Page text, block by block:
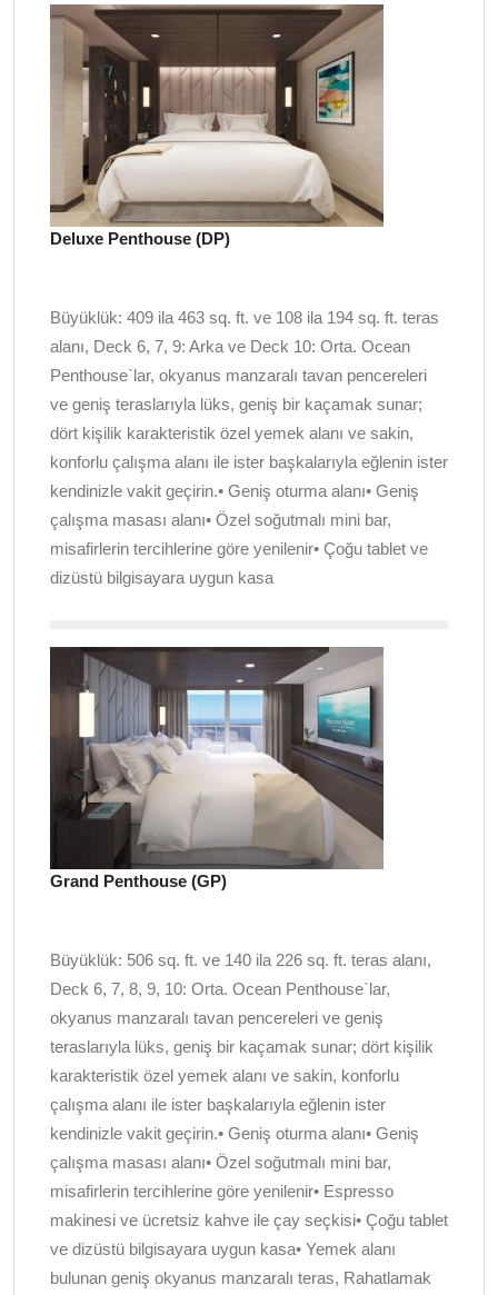
Deluxe Penthouse (DP)
Büyüklük: 409 ila 463 sq. ft. ve 108 ila 194 sq. ft. teras
alanı, Deck 6, 7, 9: Arka ve Deck 10: Orta. Ocean
Penthouse`lar, okyanus manzaralı tavan pencereleri
ve geniş teraslarıyla lüks, geniş bir kaçamak sunar;
dört kişilik karakteristik özel yemek alanı ve sakin,
konforlu çalışma alanı ile ister başkalarıyla eğlenin ister
kendinizle vakit geçirin.• Geniş oturma alanı• Geniş
çalışma masası alanı• Özel soğutmalı mini bar,
misafirlerin tercihlerine göre yenilenir• Çoğu tablet ve
dizüstü bilgisayara uygun kasa
Grand Penthouse (GP)
Büyüklük: 506 sq. ft. ve 140 ila 226 sq. ft. teras alanı,
Deck 6, 7, 8, 9, 10: Orta. Ocean Penthouse`lar,
okyanus manzaralı tavan pencereleri ve geniş
teraslarıyla lüks, geniş bir kaçamak sunar; dört kişilik
karakteristik özel yemek alanı ve sakin, konforlu
çalışma alanı ile ister başkalarıyla eğlenin ister
kendinizle vakit geçirin.• Geniş oturma alanı• Geniş
çalışma masası alanı• Özel soğutmalı mini bar,
misafirlerin tercihlerine göre yenilenir• Espresso
makinesi ve ücretsiz kahve ile çay seçkisi• Çoğu tablet
ve dizüstü bilgisayara uygun kasa• Yemek alanı
bulunan geniş okyanus manzaralı teras, Rahatlamak